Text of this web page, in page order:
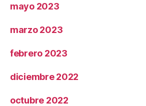
mayo 2023
marzo 2023
febrero 2023
diciembre 2022
octubre 2022